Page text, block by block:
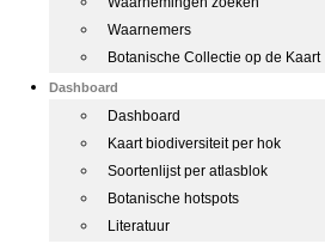
Waarnemers
Botanische Collectie op de Kaart
Dashboard
Dashboard
Kaart biodiversiteit per hok
Soortenlijst per atlasblok
Botanische hotspots
Literatuur